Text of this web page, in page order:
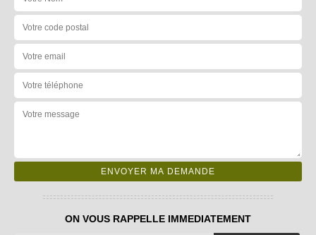
ON VOUS RAPPELLE IMMEDIATEMENT